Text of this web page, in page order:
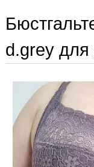
d.grey для